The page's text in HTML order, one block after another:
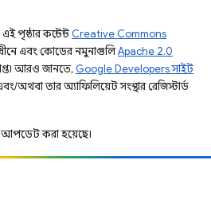
পৃষ্ঠার কন্টেন্ট Creative Commons
এবং কোডের নমুনাগুলিApache 2.0
আরও জানতে, Google Developers সাইট
অথবা তার অ্যাফিলিয়েট সংস্থার রেজিস্টার্ড
করা হয়েছে।